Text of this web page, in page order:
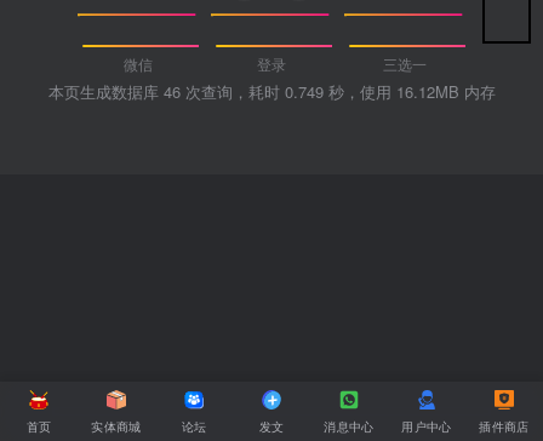
微信 登录 三选一
本页生成数据库 46 次查询，耗时 0.749 秒，使用 16.12MB 内存
首页 实体商城 论坛 发文 消息中心 用户中心 插件商店